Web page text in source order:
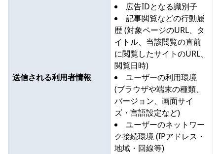
送信される利用者情報
広告IDとなる識別子
記事閲覧などの行動履
歴 (対象ページのURL、タ
イトル、当該閲覧の直前
に閲覧したサイトのURL、
閲覧日時)
ユーザーの利用環境
(ブラウザや端末の種類、
バージョン、画面サイ
ズ・言語設定など)
ユーザーのネットワー
ク接続環境 (IPアドレス・
地域・回線等)